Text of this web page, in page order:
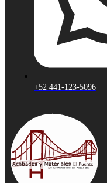
+52 441-123-5096